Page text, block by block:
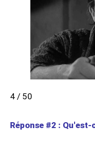
4 / 50
Réponse #2 : Qu'est-